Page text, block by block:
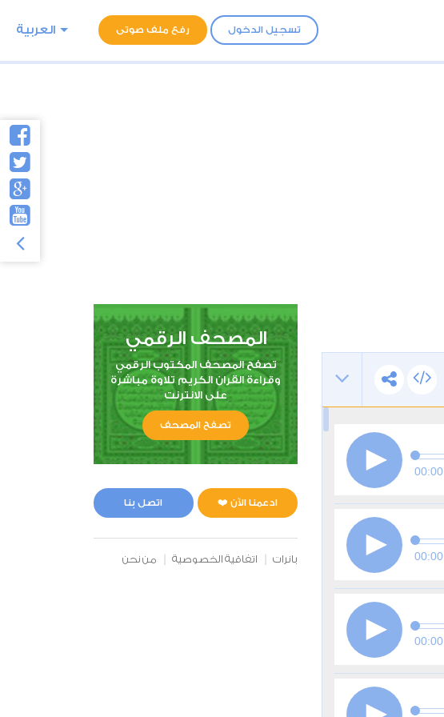
تسجيل الدخول رفع ملف صوتى العربية
00:00
00:00
00:00
المصحف الرقمي
تصفح المصحف المكتوب الرقمي
وقراءة القران الكريم تلاوة مباشرة
على الانترنت
تصفح المصحف
ادعمنا الآن ❤️ اتصل بنا
بانرات اتفاقية الخصوصية من نحن